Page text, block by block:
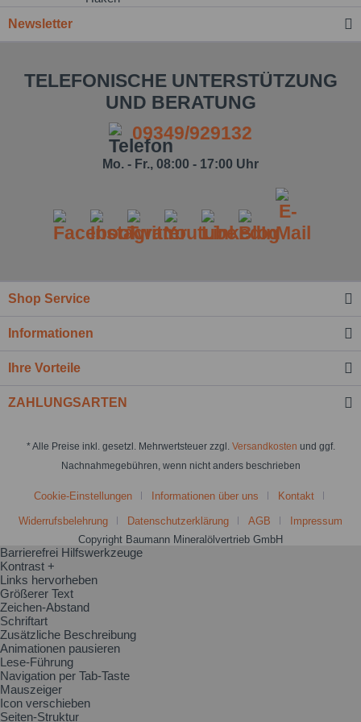
Ich habe dieDatenschutzbestimmungzur Kenntnis
Felder mit * sind Pflichtfelder.
Newsletter
TELEFONISCHE UNTERSTÜTZUNG
UND BERATUNG
09349/929132
Mo. - Fr., 08:00 - 17:00 Uhr
Shop Service
Informationen
Ihre Vorteile
ZAHLUNGSARTEN
* Alle Preise inkl. gesetzl. Mehrwertsteuer zzgl. Versandkosten und ggf.
Nachnahmegebühren, wenn nicht anders beschrieben
Cookie-Einstellungen Informationen über uns Kontakt
Widerrufsbelehrung Datenschutzerklärung AGB
Impressum
Copyright Baumann Mineralölvertrieb GmbH
Barrierefrei Hilfswerkzeuge
Kontrast +
Links hervorheben
Größerer Text
Zeichen-Abstand
Schriftart
Zusätzliche Beschreibung
Animationen pausieren
Lese-Führung
Navigation per Tab-Taste
Mauszeiger
Icon verschieben
Seiten-Struktur